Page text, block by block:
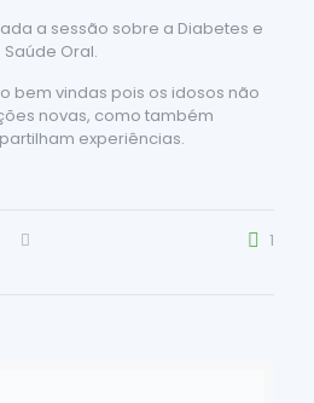
a sessão sobre a Diabetes e
Oral.
bem vindas pois os idosos não
novas, como também
experiências.
1